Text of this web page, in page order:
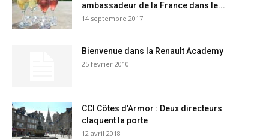
ambassadeur de la France dans le...
14 septembre 2017
Bienvenue dans la Renault Academy
25 février 2010
CCI Côtes d’Armor : Deux directeurs
claquent la porte
12 avril 2018